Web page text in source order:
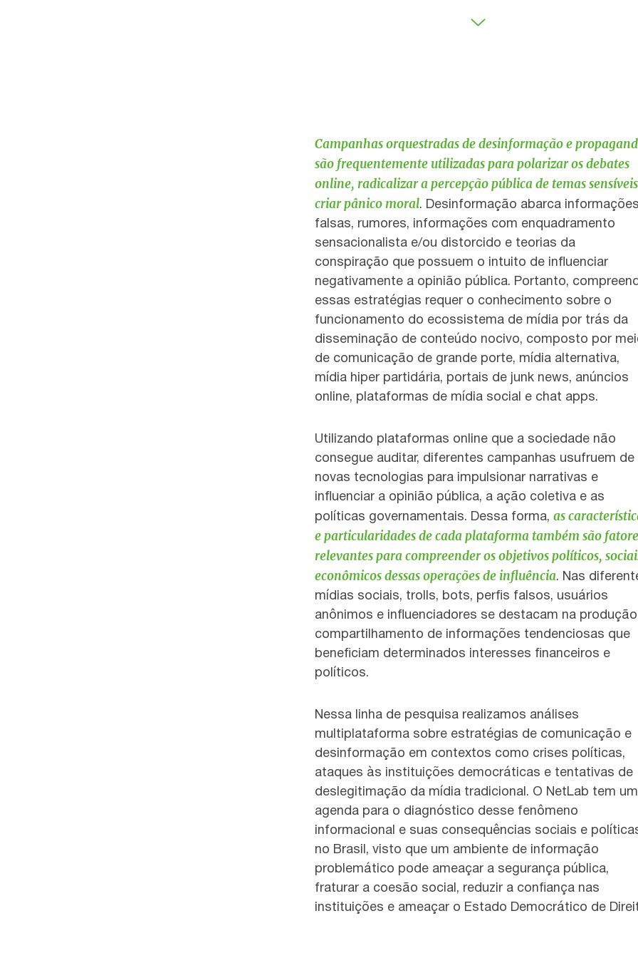
Campanhas orquestradas de desinformação e
são frequentemente utilizadas para polarizar os debates
online, radicalizar a percepção pública de temas
criar pânico moral. Desinformação abarca informações
falsas, rumores, informações com enquadramento
sensacionalista e/ou distorcido e teorias da
conspiração que possuem o intuito de influenciar
negativamente a opinião pública. Portanto,
essas estratégias requer o conhecimento sobre o
funcionamento do ecossistema de mídia por trás da
disseminação de conteúdo nocivo, composto por
de comunicação de grande porte, mídia alternativa,
mídia hiper partidária, portais de junk news, anúncios
online, plataformas de mídia social e chat apps.
Utilizando plataformas online que a sociedade não
consegue auditar, diferentes campanhas usufruem de
novas tecnologias para impulsionar narrativas e
influenciar a opinião pública, a ação coletiva e as
políticas governamentais. Dessa forma, as
e particularidades de cada plataforma também são
relevantes para compreender os objetivos políticos,
econômicos dessas operações de influência. Nas
mídias sociais, trolls, bots, perfis falsos, usuários
anônimos e influenciadores se destacam na
compartilhamento de informações tendenciosas que
beneficiam determinados interesses financeiros e
políticos.
Nessa linha de pesquisa realizamos análises
multiplataforma sobre estratégias de comunicação e
desinformação em contextos como crises políticas,
ataques às instituições democráticas e tentativas de
deslegitimação da mídia tradicional. O NetLab tem
agenda para o diagnóstico desse fenômeno
informacional e suas consequências sociais e
no Brasil, visto que um ambiente de informação
problemático pode ameaçar a segurança pública,
fraturar a coesão social, reduzir a confiança nas
instituições e ameaçar o Estado Democrático de